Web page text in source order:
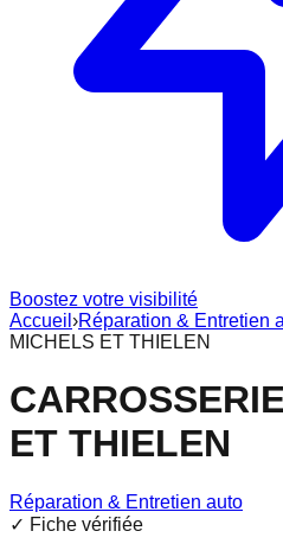
Boostez votre visibilité
Accueil ›Réparation & Entretien
MICHELS ET THIELEN
ET THIELEN
Réparation & Entretien auto
✓ Fiche vérifiée